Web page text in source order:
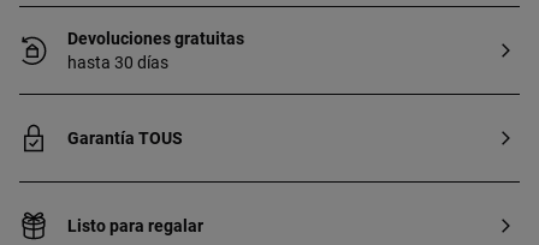
Devoluciones gratuitas
hasta 30 días
Garantía TOUS
Listo para regalar